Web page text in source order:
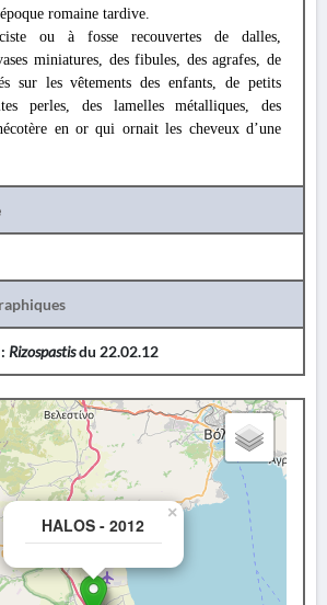
romaine tardive.
ou à fosse recouvertes de dalles,
miniatures, des fibules, des agrafes, de
sur les vêtements des enfants, de petits
perles, des lamelles métalliques, des
en or qui ornait les cheveux d’une
Rizospastisdu 22.02.12
HALOS - 2012
×